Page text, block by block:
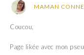
MAMAN
Coucou,
Page likée avec mon